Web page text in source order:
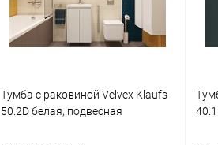
В избранное Под заказ
Тумба с раковиной Velvex Klaufs
50.2D белая, подвесная